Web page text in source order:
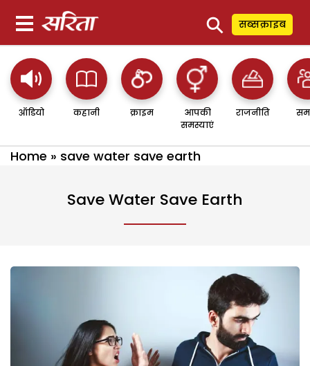
⚲ सब्सक्राइब
ऑडियो कहानी क्राइम
आपकी
समस्याएं
राजनीति
Home » save water save earth
Save Water Save Earth